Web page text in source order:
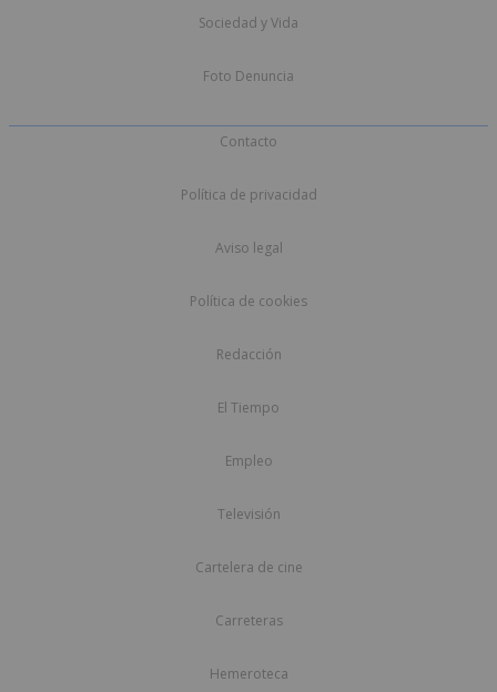
Sociedad y Vida
Foto Denuncia
Contacto
Política de privacidad
Aviso legal
Política de cookies
Redacción
El Tiempo
Empleo
Televisión
Cartelera de cine
Carreteras
Hemeroteca